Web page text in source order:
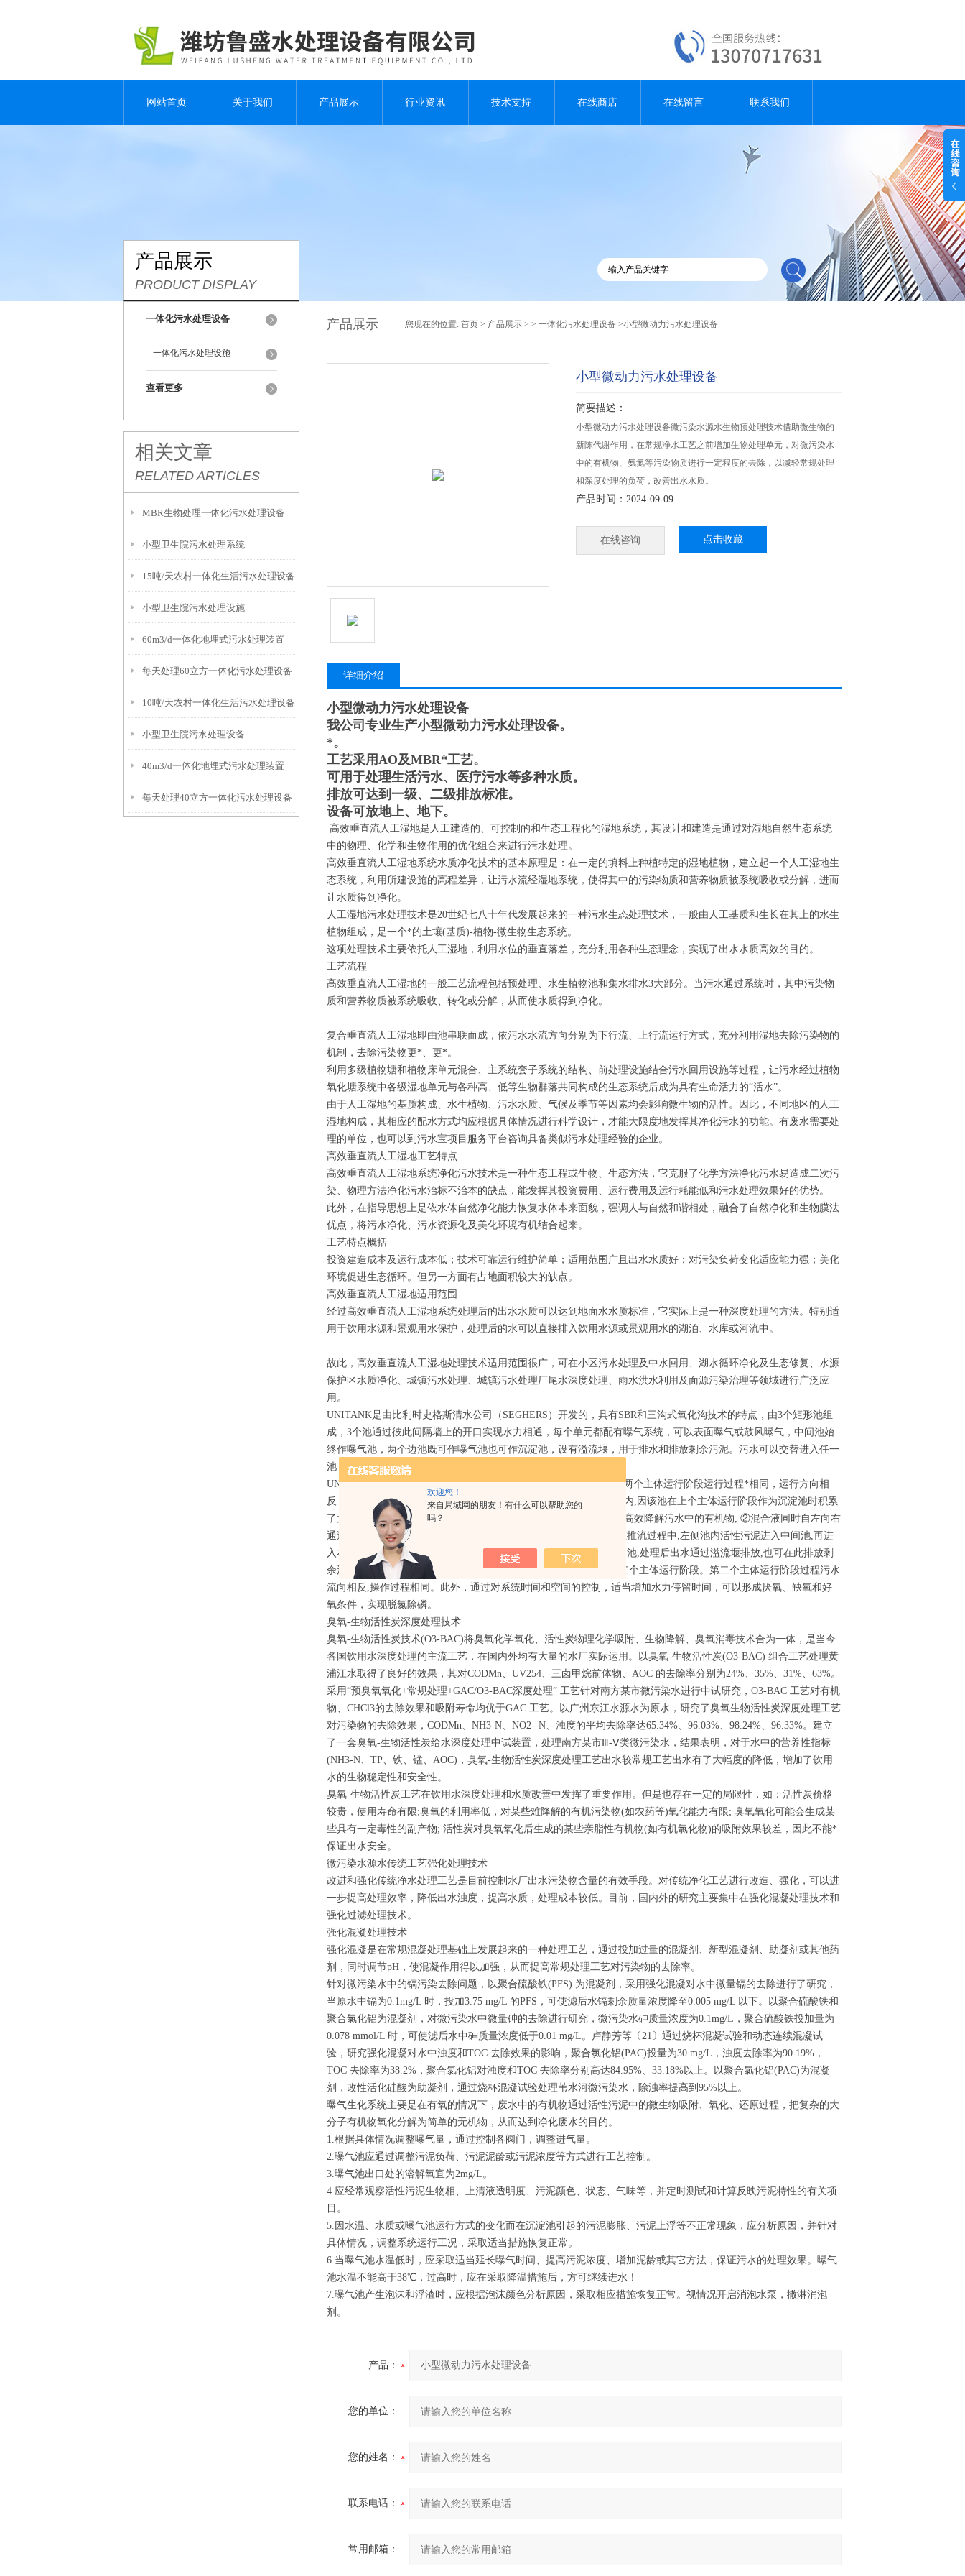
欢迎您！
来自局域网的朋友！有什么可以帮助您的
吗？
网站首页 关于我们 产品展示 行业资讯 技术支持 在线商店 在线留言 联系我们
产品展示
PRODUCT DISPLAY
一体化污水处理设备
一体化污水处理设施
查看更多
相关文章
RELATED ARTICLES
MBR生物处理一体化污水处理设备
小型卫生院污水处理系统
15吨/天农村一体化生活污水处理设备
小型卫生院污水处理设施
60m3/d一体化地埋式污水处理装置
每天处理60立方一体化污水处理设备
10吨/天农村一体化生活污水处理设备
小型卫生院污水处理设备
40m3/d一体化地埋式污水处理装置
每天处理40立方一体化污水处理设备
产品展示 您现在的位置: 首页 > 产品展示 > > 一体化污水处理设备 >小型微动力污水处理设备
小型微动力污水处理设备
简要描述：
小型微动力污水处理设备微污染水源水生物预处理技术借助微生物的
新陈代谢作用，在常规净水工艺之前增加生物处理单元，对微污染水
中的有机物、氨氮等污染物质进行一定程度的去除，以减轻常规处理
和深度处理的负荷，改善出水水质。
产品时间：2024-09-09
在线咨询 点击收藏
详细介绍
小型微动力污水处理设备
我公司专业生产小型微动力污水处理设备。
*。
工艺采用AO及MBR*工艺。
可用于处理生活污水、医疗污水等多种水质。
排放可达到一级、二级排放标准。
设备可放地上、地下。
高效垂直流人工湿地是人工建造的、可控制的和生态工程化的湿地系统，其设计和建造是通过对湿地自然生态系统
中的物理、化学和生物作用的优化组合来进行污水处理。
高效垂直流人工湿地系统水质净化技术的基本原理是：在一定的填料上种植特定的湿地植物，建立起一个人工湿地生
态系统，利用所建设施的高程差异，让污水流经湿地系统，使得其中的污染物质和营养物质被系统吸收或分解，进而
让水质得到净化。
人工湿地污水处理技术是20世纪七八十年代发展起来的一种污水生态处理技术，一般由人工基质和生长在其上的水生
植物组成，是一个*的土壤(基质)-植物-微生物生态系统。
这项处理技术主要依托人工湿地，利用水位的垂直落差，充分利用各种生态理念，实现了出水水质高效的目的。
工艺流程
高效垂直流人工湿地的一般工艺流程包括预处理、水生植物池和集水排水3大部分。当污水通过系统时，其中污染物
质和营养物质被系统吸收、转化或分解，从而使水质得到净化。
复合垂直流人工湿地即由池串联而成，依污水水流方向分别为下行流、上行流运行方式，充分利用湿地去除污染物的
机制，去除污染物更*、更*。
利用多级植物塘和植物床单元混合、主系统套子系统的结构、前处理设施结合污水回用设施等过程，让污水经过植物
氧化塘系统中各级湿地单元与各种高、低等生物群落共同构成的生态系统后成为具有生命活力的“活水”。
由于人工湿地的基质构成、水生植物、污水水质、气候及季节等因素均会影响微生物的活性。因此，不同地区的人工
湿地构成，其相应的配水方式均应根据具体情况进行科学设计，才能大限度地发挥其净化污水的功能。有废水需要处
理的单位，也可以到污水宝项目服务平台咨询具备类似污水处理经验的企业。
高效垂直流人工湿地工艺特点
高效垂直流人工湿地系统净化污水技术是一种生态工程或生物、生态方法，它克服了化学方法净化污水易造成二次污
染、物理方法净化污水治标不治本的缺点，能发挥其投资费用、运行费用及运行耗能低和污水处理效果好的优势。
此外，在指导思想上是依水体自然净化能力恢复水体本来面貌，强调人与自然和谐相处，融合了自然净化和生物膜法
优点，将污水净化、污水资源化及美化环境有机结合起来。
工艺特点概括
投资建造成本及运行成本低；技术可靠运行维护简单；适用范围广且出水水质好；对污染负荷变化适应能力强；美化
环境促进生态循环。但另一方面有占地面积较大的缺点。
高效垂直流人工湿地适用范围
经过高效垂直流人工湿地系统处理后的出水水质可以达到地面水水质标准，它实际上是一种深度处理的方法。特别适
用于饮用水源和景观用水保护，处理后的水可以直接排入饮用水源或景观用水的湖泊、水库或河流中。
故此，高效垂直流人工湿地处理技术适用范围很广，可在小区污水处理及中水回用、湖水循环净化及生态修复、水源
保护区水质净化、城镇污水处理、城镇污水处理厂尾水深度处理、雨水洪水利用及面源污染治理等领域进行广泛应
用。
UNITANK是由比利时史格斯清水公司（SEGHERS）开发的，具有SBR和三沟式氧化沟技术的特点，由3个矩形池组
成，3个池通过彼此间隔墙上的开口实现水力相通，每个单元都配有曝气系统，可以表面曝气或鼓风曝气，中间池始
终作曝气池，两个边池既可作曝气池也可作沉淀池，设有溢流堰，用于排水和排放剩余污泥。污水可以交替进入任一
池，可以实现连续进水连续排水。
UNITANK运行周期包括两个主体运行阶段和两个较短的过渡阶段，两个主体运行阶段运行过程*相同，运行方向相
反，如图5所示。*个主体运行阶段包括以下过程: ①污水进入左侧池内,因该池在上个主体运行阶段作为沉淀池时积累
了大量经过再生、具有较高吸附及活性的污泥,且污泥浓度较高,可以高效降解污水中的有机物; ②混合液同时自左向右
通过始终作曝气池的中间池,继续曝气,有机物得到进一步降解,同时在推流过程中,左侧池内活性污泥进入中间池,再进
入右侧池,使污泥在各池内重新分配; ③混合液进入作为沉淀池的右侧池,处理后出水通过溢流堰排放,也可在此排放剩
余污泥。*个主体运行阶段结束后,通过一个短暂的过渡段,即进入第二个主体运行阶段。第二个主体运行阶段过程污水
流向相反,操作过程相同。此外，通过对系统时间和空间的控制，适当增加水力停留时间，可以形成厌氧、缺氧和好
氧条件，实现脱氮除磷。
臭氧-生物活性炭深度处理技术
臭氧-生物活性炭技术(O3-BAC)将臭氧化学氧化、活性炭物理化学吸附、生物降解、臭氧消毒技术合为一体，是当今
各国饮用水深度处理的主流工艺，在国内外均有大量的水厂实际运用。以臭氧-生物活性炭(O3-BAC) 组合工艺处理黄
浦江水取得了良好的效果，其对CODMn、UV254、三卤甲烷前体物、AOC 的去除率分别为24%、35%、31%、63%。
采用“预臭氧氧化+常规处理+GAC/O3-BAC深度处理” 工艺针对南方某市微污染水进行中试研究，O3-BAC 工艺对有机
物、CHCl3的去除效果和吸附寿命均优于GAC 工艺。以广州东江水源水为原水，研究了臭氧生物活性炭深度处理工艺
对污染物的去除效果，CODMn、NH3-N、NO2--N、浊度的平均去除率达65.34%、96.03%、98.24%、96.33%。建立
了一套臭氧-生物活性炭给水深度处理中试装置，处理南方某市Ⅲ-Ⅴ类微污染水，结果表明，对于水中的营养性指标
(NH3-N、TP、铁、锰、AOC)，臭氧-生物活性炭深度处理工艺出水较常规工艺出水有了大幅度的降低，增加了饮用
水的生物稳定性和安全性。
臭氧-生物活性炭工艺在饮用水深度处理和水质改善中发挥了重要作用。但是也存在一定的局限性，如：活性炭价格
较贵，使用寿命有限;臭氧的利用率低，对某些难降解的有机污染物(如农药等)氧化能力有限; 臭氧氧化可能会生成某
些具有一定毒性的副产物; 活性炭对臭氧氧化后生成的某些亲脂性有机物(如有机氯化物)的吸附效果较差，因此不能*
保证出水安全。
微污染水源水传统工艺强化处理技术
改进和强化传统净水处理工艺是目前控制水厂出水污染物含量的有效手段。对传统净化工艺进行改造、强化，可以进
一步提高处理效率，降低出水浊度，提高水质，处理成本较低。目前，国内外的研究主要集中在强化混凝处理技术和
强化过滤处理技术。
强化混凝处理技术
强化混凝是在常规混凝处理基础上发展起来的一种处理工艺，通过投加过量的混凝剂、新型混凝剂、助凝剂或其他药
剂，同时调节pH，使混凝作用得以加强，从而提高常规处理工艺对污染物的去除率。
针对微污染水中的镉污染去除问题，以聚合硫酸铁(PFS) 为混凝剂，采用强化混凝对水中微量镉的去除进行了研究，
当原水中镉为0.1mg/L 时，投加3.75 mg/L 的PFS，可使滤后水镉剩余质量浓度降至0.005 mg/L 以下。以聚合硫酸铁和
聚合氯化铝为混凝剂，对微污染水中微量砷的去除进行研究，微污染水砷质量浓度为0.1mg/L，聚合硫酸铁投加量为
0.078 mmol/L 时，可使滤后水中砷质量浓度低于0.01 mg/L。卢静芳等〔21〕通过烧杯混凝试验和动态连续混凝试
验，研究强化混凝对水中浊度和TOC 去除效果的影响，聚合氯化铝(PAC)投量为30 mg/L，浊度去除率为90.19%，
TOC 去除率为38.2%，聚合氯化铝对浊度和TOC 去除率分别高达84.95%、33.18%以上。以聚合氯化铝(PAC)为混凝
剂，改性活化硅酸为助凝剂，通过烧杯混凝试验处理苇水河微污染水，除浊率提高到95%以上。
曝气生化系统主要是在有氧的情况下，废水中的有机物通过活性污泥中的微生物吸附、氧化、还原过程，把复杂的大
分子有机物氧化分解为简单的无机物，从而达到净化废水的目的。
1.根据具体情况调整曝气量，通过控制各阀门，调整进气量。
2.曝气池应通过调整污泥负荷、污泥泥龄或污泥浓度等方式进行工艺控制。
3.曝气池出口处的溶解氧宜为2mg/L。
4.应经常观察活性污泥生物相、上清液透明度、污泥颜色、状态、气味等，并定时测试和计算反映污泥特性的有关项
目。
5.因水温、水质或曝气池运行方式的变化而在沉淀池引起的污泥膨胀、污泥上浮等不正常现象，应分析原因，并针对
具体情况，调整系统运行工况，采取适当措施恢复正常。
6.当曝气池水温低时，应采取适当延长曝气时间、提高污泥浓度、增加泥龄或其它方法，保证污水的处理效果。曝气
池水温不能高于38℃，过高时，应在采取降温措施后，方可继续进水！
7.曝气池产生泡沫和浮渣时，应根据泡沫颜色分析原因，采取相应措施恢复正常。视情况开启消泡水泵，撒淋消泡
剂。
产品：
您的单位：
您的姓名：
联系电话：
常用邮箱：